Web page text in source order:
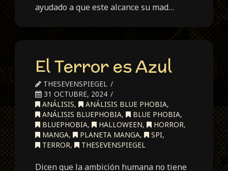
ayudado a que este alcance su mad…
El Terror es Azul
THESEVENSPIEGEL
31 OCTUBRE, 2024
ANÁLISIS, ANÁLISIS BLUE PHOBIA,
ANÁLISIS BLUEPHOBIA, BLUE PHOBIA,
BLUEPHOBIA, HALLOWEEN, HORROR,
MANGA, PLANETA MANGA, SPI,
TERROR, THESEVENSPIEGEL
Dicen que la ambición humana no tiene